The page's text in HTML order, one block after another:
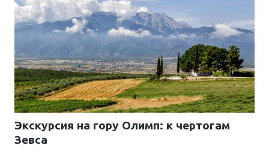
Экскурсия на гору Олимп: к чертогам
Зевса